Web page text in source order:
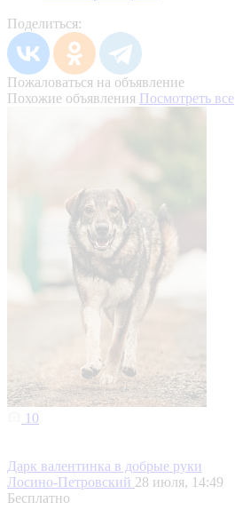
Поделиться:
Пожаловаться на объявление
Похожие объявления Посмотреть все
10
Дарк валентинка в добрые руки
Лосино-Петровский 28 июля, 14:49
Бесплатно